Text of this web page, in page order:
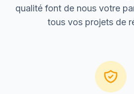
qualité font de nous votre
tous vos projets de